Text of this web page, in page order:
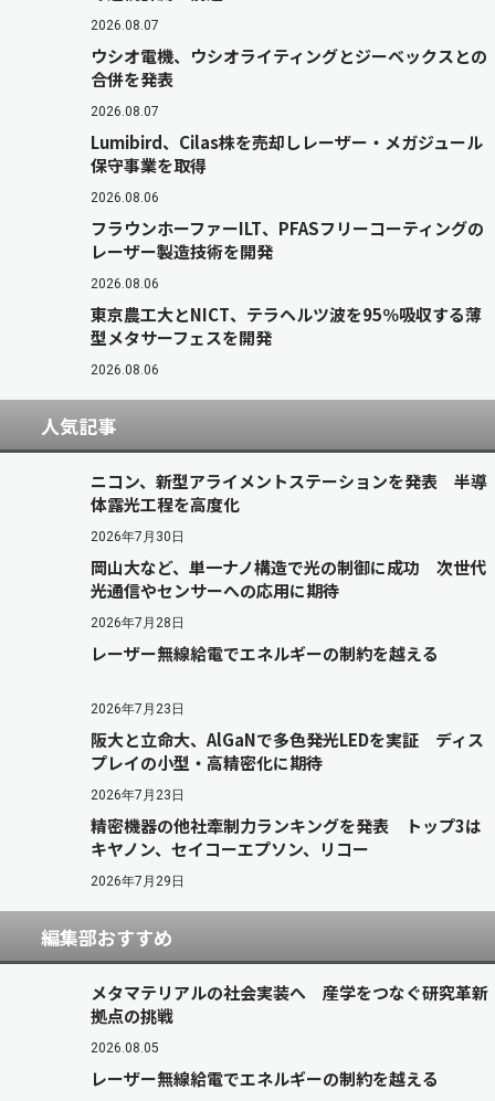
2026.08.07
ウシオ電機、ウシオライティングとジーベックスとの
合併を発表
2026.08.07
Lumibird、Cilas株を売却しレーザー・メガジュール
保守事業を取得
2026.08.06
フラウンホーファーILT、PFASフリーコーティングの
レーザー製造技術を開発
2026.08.06
東京農工大とNICT、テラヘルツ波を95％吸収する薄
型メタサーフェスを開発
2026.08.06
人気記事
ニコン、新型アライメントステーションを発表 半導
体露光工程を高度化
2026年7月30日
岡山大など、単一ナノ構造で光の制御に成功 次世代
光通信やセンサーへの応用に期待
2026年7月28日
レーザー無線給電でエネルギーの制約を越える
2026年7月23日
阪大と立命大、AlGaNで多色発光LEDを実証 ディス
プレイの小型・高精密化に期待
2026年7月23日
精密機器の他社牽制力ランキングを発表 トップ3は
キヤノン、セイコーエプソン、リコー
2026年7月29日
編集部おすすめ
メタマテリアルの社会実装へ 産学をつなぐ研究革新
拠点の挑戦
2026.08.05
レーザー無線給電でエネルギーの制約を越える